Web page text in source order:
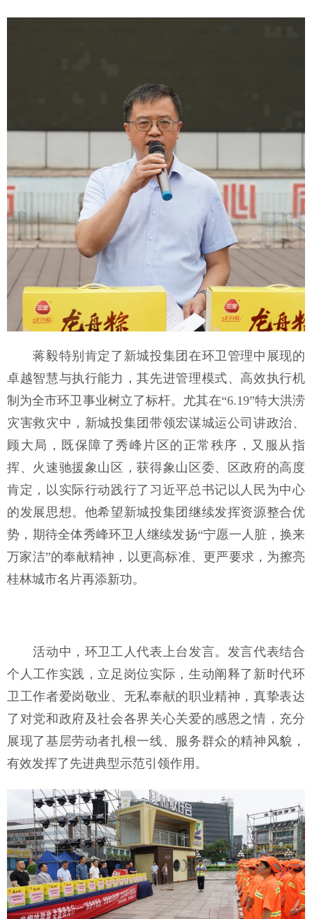
蒋毅特别肯定了新城投集团在环卫管理中展现的
卓越智慧与执行能力，其先进管理模式、高效执行机
制为全市环卫事业树立了标杆。尤其在“6.19”特大洪涝
灾害救灾中，新城投集团带领宏谋城运公司讲政治、
顾大局，既保障了秀峰片区的正常秩序，又服从指
挥、火速驰援象山区，获得象山区委、区政府的高度
肯定，以实际行动践行了习近平总书记以人民为中心
的发展思想。他希望新城投集团继续发挥资源整合优
势，期待全体秀峰环卫人继续发扬“宁愿一人脏，换来
万家洁”的奉献精神，以更高标准、更严要求，为擦亮
桂林城市名片再添新功。
活动中，环卫工人代表上台发言。发言代表结合
个人工作实践，立足岗位实际，生动阐释了新时代环
卫工作者爱岗敬业、无私奉献的职业精神，真挚表达
了对党和政府及社会各界关心关爱的感恩之情，充分
展现了基层劳动者扎根一线、服务群众的精神风貌，
有效发挥了先进典型示范引领作用。